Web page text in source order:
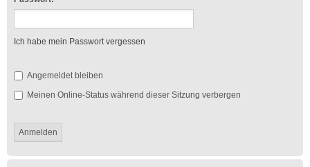
Ich habe mein Passwort vergessen
Angemeldet bleiben
Meinen Online-Status während dieser Sitzung verbergen